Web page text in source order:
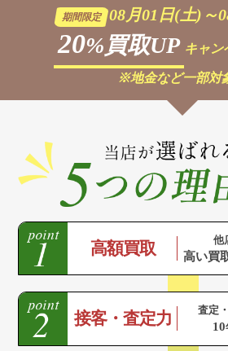
期間限定 08月01日(土)～
20%買取UP キャン
※地金など一部対
高額買取 他
高い買
接客・査定力 査定
10